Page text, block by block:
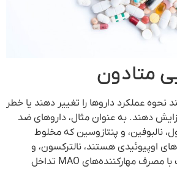
متادون
نحوه عملکرد داروها را تغییر دهند یا خطر
دهند. به عنوان مثال، داروهای ضد
نالبوفین، و پنتازوسین که مخلوط
اوپیوئیدی هستند، نالترکسون، و
سامیدورفان ممکن است با مصرف مهارکننده‌های MAO تداخل